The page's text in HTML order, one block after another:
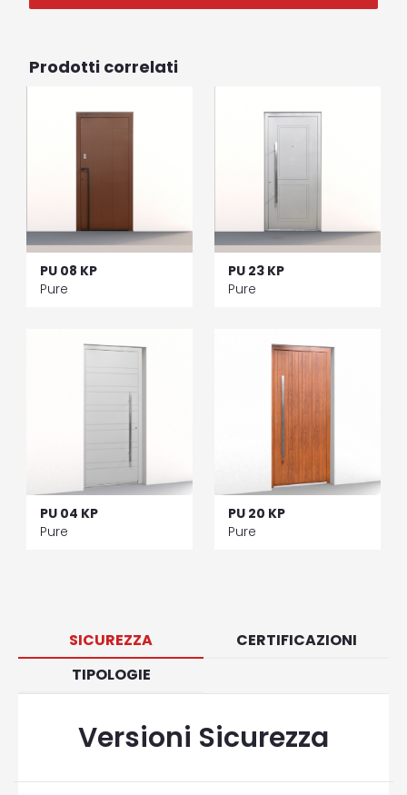
Prodotti correlati
PU 08 KP
Pure
PU 23 KP
Pure
PU 04 KP
Pure
PU 20 KP
Pure
SICUREZZA
CERTIFICAZIONI
TIPOLOGIE
Versioni Sicurezza